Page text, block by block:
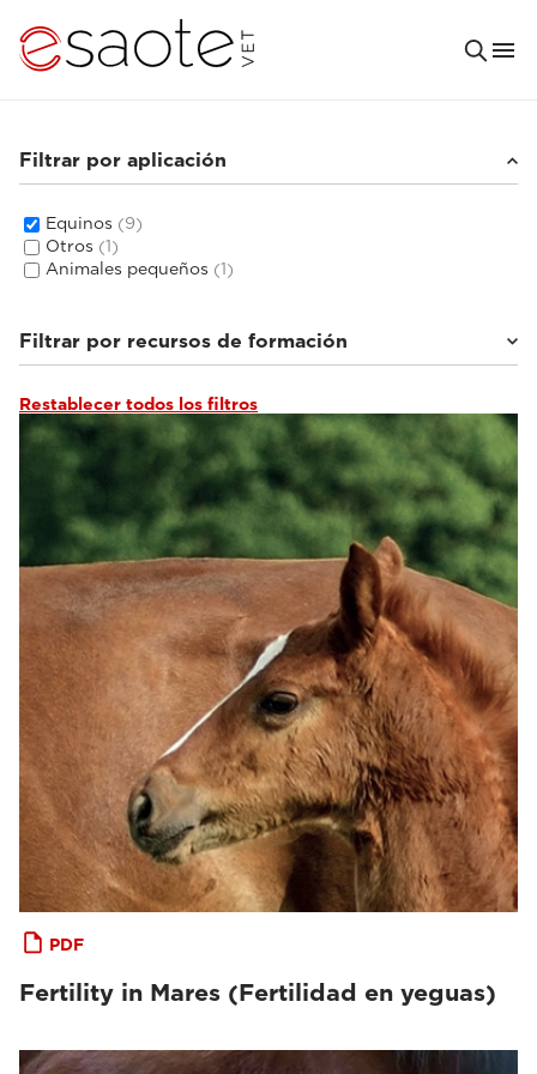
Filtrar por aplicación
Equinos (9)
Otros (1)
Animales pequeños (1)
Filtrar por recursos de formación
Documentación clínica(4)
e-academy de ecografía veterinaria
(1)
e-academy de IRM veterinaria
(4)
Restablecer todos los filtros
PDF
Fertility in Mares (Fertilidad en yeguas)